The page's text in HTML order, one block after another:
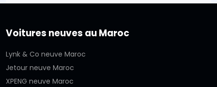
Voitures neuves au Maroc
Lynk & Co neuve Maroc
Jetour neuve Maroc
XPENG neuve Maroc